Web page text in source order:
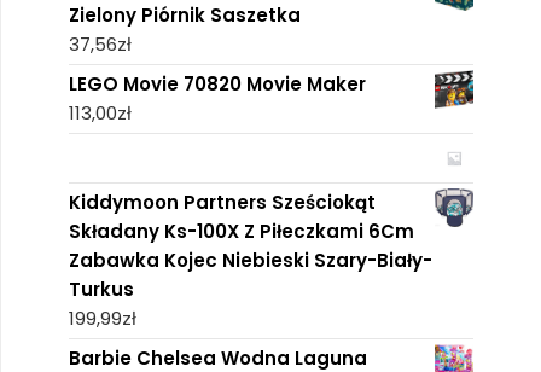
Zielony Piórnik Saszetka
37,56zł
LEGO Movie 70820 Movie Maker
113,00zł
Kiddymoon Partners Sześciokąt
Składany Ks-100X Z Piłeczkami 6Cm
Zabawka Kojec Niebieski Szary-Biały-
Turkus
199,99zł
Barbie Chelsea Wodna Laguna